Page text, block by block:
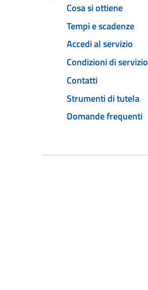
Cosa si ottiene
Tempi e scadenze
Accedi al servizio
Condizioni di servizio
Contatti
Strumenti di tutela
Domande frequenti